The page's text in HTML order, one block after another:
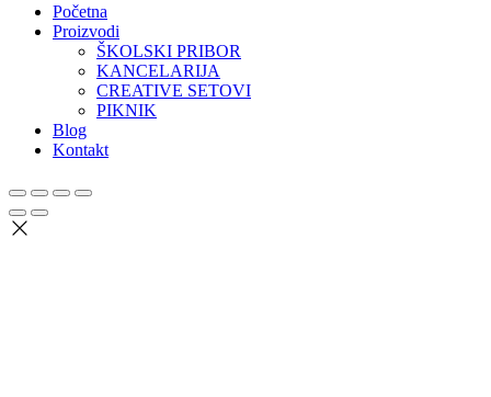
Početna
Proizvodi
ŠKOLSKI PRIBOR
KANCELARIJA
CREATIVE SETOVI
PIKNIK
Blog
Kontakt